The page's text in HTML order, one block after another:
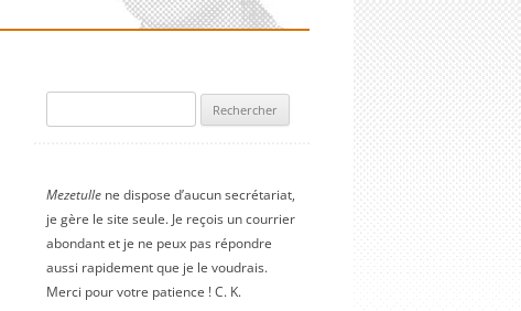
Mezetullene dispose d’aucun secrétariat,
je gère le site seule. Je reçois un courrier
abondant et je ne peux pas répondre
aussi rapidement que je le voudrais.
Merci pour votre patience ! C. K.